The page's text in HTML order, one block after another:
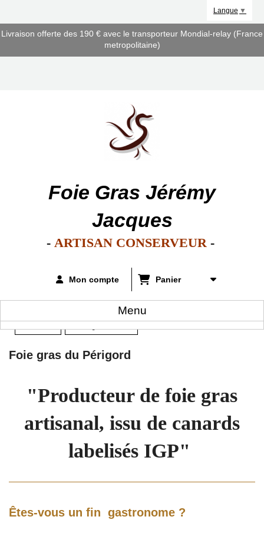
Livraison offerte des 190 € avec le transporteur Mondial-relay (France
metropolitaine)
Foie Gras Jérémy
Jacques
- ARTISAN CONSERVEUR-
Mon compte Panier
Menu
Foie gras du Périgord
"Producteur de foie gras
artisanal, issu de canards
labelisés IGP"
Êtes-vous un fin gastronome ?
Langue ▼